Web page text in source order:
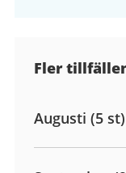
Fler
Augusti (5 st)